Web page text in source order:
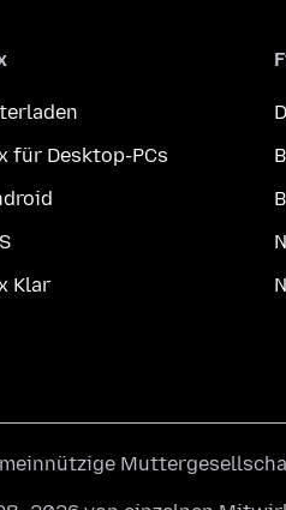
für Desktop-PCs
Klar